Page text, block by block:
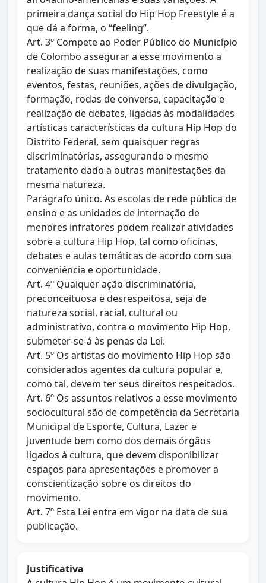
primeira dança social do Hip Hop Freestyle é a
que dá a forma, o “feeling”.
Art. 3º Compete ao Poder Público do Município
de Colombo assegurar a esse movimento a
realização de suas manifestações, como
eventos, festas, reuniões, ações de divulgação,
formação, rodas de conversa, capacitação e
realização de debates, ligadas às modalidades
artísticas características da cultura Hip Hop do
Distrito Federal, sem quaisquer regras
discriminatórias, assegurando o mesmo
tratamento dado a outras manifestações da
mesma natureza.
Parágrafo único. As escolas de rede pública de
ensino e as unidades de internação de
menores infratores podem realizar atividades
sobre a cultura Hip Hop, tal como oficinas,
debates e aulas temáticas de acordo com sua
conveniência e oportunidade.
Art. 4º Qualquer ação discriminatória,
preconceituosa e desrespeitosa, seja de
natureza social, racial, cultural ou
administrativo, contra o movimento Hip Hop,
submeter-se-á às penas da Lei.
Art. 5º Os artistas do movimento Hip Hop são
considerados agentes da cultura popular e,
como tal, devem ter seus direitos respeitados.
Art. 6º Os assuntos relativos a esse movimento
sociocultural são de competência da Secretaria
Municipal de Esporte, Cultura, Lazer e
Juventude bem como dos demais órgãos
ligados à cultura, que devem disponibilizar
espaços para apresentações e promover a
conscientização sobre os direitos do
movimento.
Art. 7º Esta Lei entra em vigor na data de sua
publicação.
Justificativa